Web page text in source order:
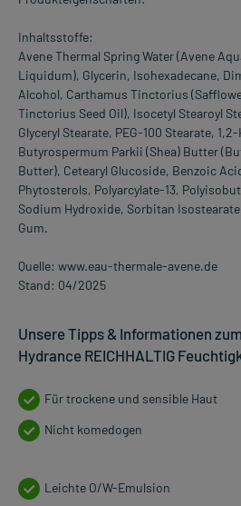
Inhaltsstoffe:
Avene Thermal Spring Water (Avene
Liquidum), Glycerin, Isohexadecane,
Alcohol, Carthamus Tinctorius
Tinctorius Seed Oil), Isocetyl Stearoyl
Glyceryl Stearate, PEG-100 Stearate,
Butyrospermum Parkii (Shea) Butter
Butter), Cetearyl Glucoside, Benzoic
Phytosterols, Polyarcylate-13,
Sodium Hydroxide, Sorbitan
Gum.
Quelle: www.eau-thermale-avene.de
Stand: 04/2025
Unsere Tipps & Informationen
Hydrance REICHHALTIG
Für trockene und sensible Haut
Nicht komedogen
Leichte O/W-Emulsion